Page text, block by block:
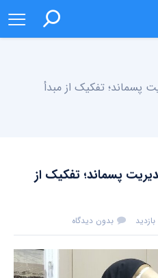
پسماند؛ تفکیک از مبدأ
پسماند؛ تفکیک از
بدون دیدگاه